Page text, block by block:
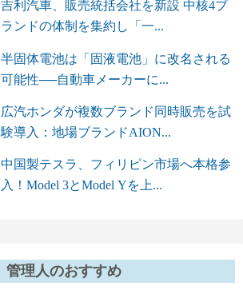
吉利汽車、販売統括会社を新設 中核4ブ
ランドの体制を集約し「一...
半固体電池は「固液電池」に改名される
可能性──自動車メーカーに...
広汽ホンダが複数ブランド同時販売を試
験導入：地場ブランドAION...
中国製テスラ、フィリピン市場へ本格参
入！Model 3とModel Yを上...
管理人のおすすめ